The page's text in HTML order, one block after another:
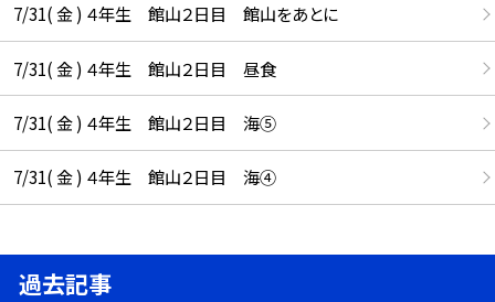
7/31( 金 ) ４年生 館山２日目 館山をあとに
7/31( 金 ) ４年生 館山２日目 昼食
7/31( 金 ) ４年生 館山２日目 海⑤
7/31( 金 ) ４年生 館山２日目 海④
過去記事